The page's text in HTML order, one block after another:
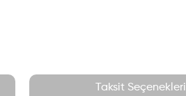
Taksit Seçenekleri